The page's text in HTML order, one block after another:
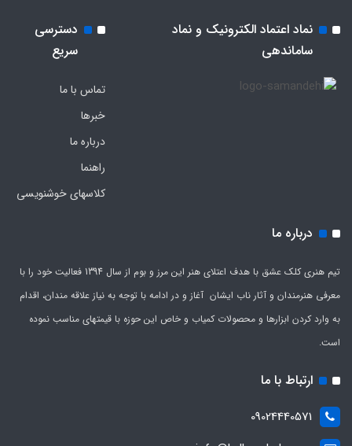
نماد اعتماد الکترونیک و نماد
ساماندهی
دسترسی
سریع
تماس با ما
خبرها
درباره ما
راهنما
کلاسهای خوشنویسی
درباره ما
تیم هنری کلک عشق با هدف اعتلای هنر این مرز و بوم از سال 1394 فعالیت خود را با
معرفی هنرمندان و آثار ناب ایشان آغاز و در ادامه با توجه به نیاز علاقه مندان، اقدام
به وارد کردن ابزارها و محصولات کمیاب و خاص این حوزه با قیمتهای مناسب نموده
است.
ارتباط با ما
09024440571